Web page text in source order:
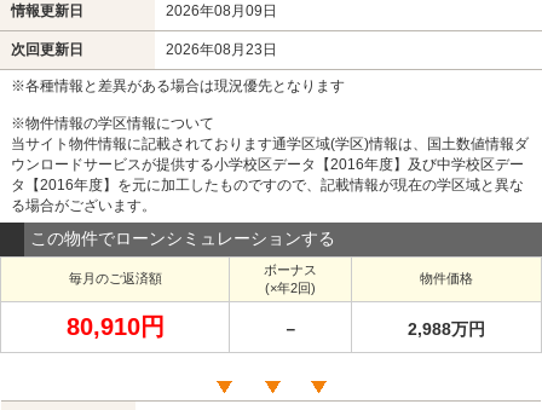
情報更新日 2026年08月09日
次回更新日 2026年08月23日
※各種情報と差異がある場合は現況優先となります
※物件情報の学区情報について
当サイト物件情報に記載されております通学区域(学区)情報は、国土数値情報ダ
ウンロードサービスが提供する小学校区データ【2016年度】及び中学校区デー
タ【2016年度】を元に加工したものですので、記載情報が現在の学区域と異な
る場合がございます。
この物件でローンシミュレーションする
毎月のご返済額
ボーナス
(×年2回)
物件価格
80,910円 － 2,988万円